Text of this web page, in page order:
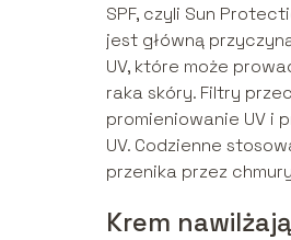
SPF, czyli Sun
jest główną
UV, które może
raka skóry. Filtry
promieniowanie UV i
UV. Codzienne
przenika przez
Krem